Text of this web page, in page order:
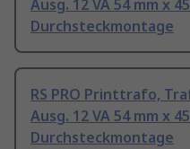
Ausg. 12 VA 54 mm x
Durchsteckmontage
RS PRO Printtrafo,
Ausg. 12 VA 54 mm x
Durchsteckmontage